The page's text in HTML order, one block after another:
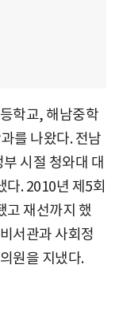
학교, 해남중학
를 나왔다. 전남
시절 청와대 대
다. 2010년 제5회
고 재선까지 했
서관과 사회정
원을 지냈다.